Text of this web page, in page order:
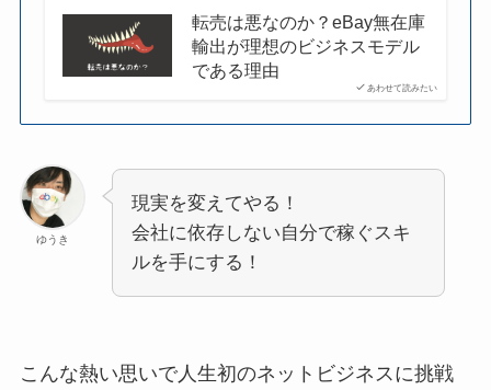
あわせて読みたい
転売は悪なのか？eBay無在庫
輸出が理想のビジネスモデル
である理由
ゆうき
現実を変えてやる！
会社に依存しない自分で稼ぐスキ
ルを手にする！
こんな熱い思いで人生初のネットビジネスに挑戦